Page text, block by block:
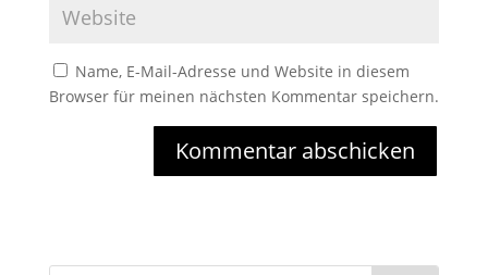
Name, E-Mail-Adresse und Website in diesem
Browser für meinen nächsten Kommentar speichern.
Kommentar abschicken